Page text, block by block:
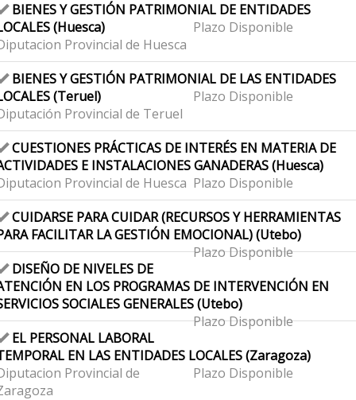
BIENES Y GESTIÓN PATRIMONIAL DE ENTIDADES
(Huesca)
Plazo Disponible
Provincial de Huesca
BIENES Y GESTIÓN PATRIMONIAL DE LAS ENTIDADES
(Teruel)
Plazo Disponible
Provincial de Teruel
CUESTIONES PRÁCTICAS DE INTERÉS EN MATERIA DE
E INSTALACIONES GANADERAS (Huesca)
Plazo Disponible
Provincial de Huesca
CUIDARSE PARA CUIDAR (RECURSOS Y HERRAMIENTAS
FACILITAR LA GESTIÓN EMOCIONAL) (Utebo)
Plazo Disponible
DISEÑO DE NIVELES DE
EN LOS PROGRAMAS DE INTERVENCIÓN EN
SOCIALES GENERALES (Utebo)
Plazo Disponible
EL PERSONAL LABORAL
EN LAS ENTIDADES LOCALES (Zaragoza)
Plazo Disponible
Provincial de